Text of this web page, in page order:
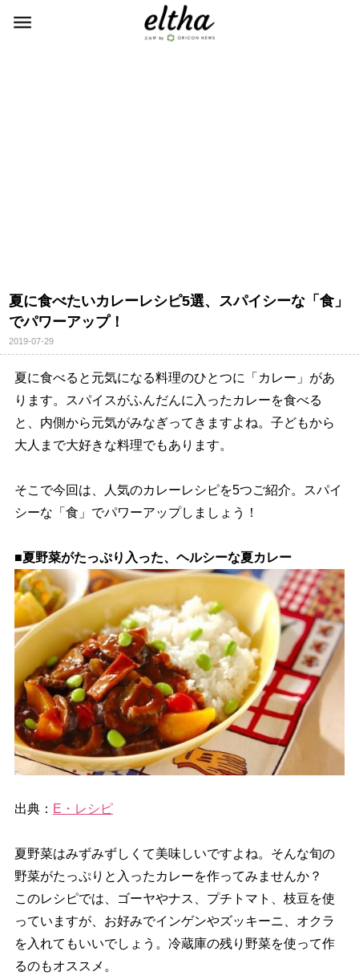
夏に食べたいカレーレシピ5選、スパイシーな「食」
でパワーアップ！
2019-07-29
夏に食べると元気になる料理のひとつに「カレー」があ
ります。スパイスがふんだんに入ったカレーを食べる
と、内側から元気がみなぎってきますよね。子どもから
大人まで大好きな料理でもあります。
そこで今回は、人気のカレーレシピを5つご紹介。スパイ
シーな「食」でパワーアップしましょう！
■夏野菜がたっぷり入った、ヘルシーな夏カレー
出典： E・レシピ
夏野菜はみずみずしくて美味しいですよね。そんな旬の
野菜がたっぷりと入ったカレーを作ってみませんか？
このレシピでは、ゴーヤやナス、プチトマト、枝豆を使
っていますが、お好みでインゲンやズッキーニ、オクラ
を入れてもいいでしょう。冷蔵庫の残り野菜を使って作
るのもオススメ。